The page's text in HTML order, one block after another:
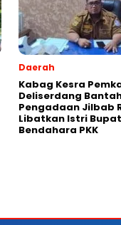
Daerah
Kabag Kesra
Deliserdang
Pengadaan Jilbab
Libatkan Istri
Bendahara PKK